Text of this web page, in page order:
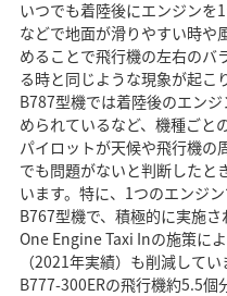
いつでも着陸後にエンジンを
などで地面が滑りやすい時や
めることで飛行機の左右のバ
る時と同じような現象が起こ
B787型機では着陸後のエン
められているなど、機種ごと
パイロットが天候や飛行機の
でも問題がないと判断したと
います。特に、1つのエンジ
B767型機で、積極的に実施
One Engine Taxi Inの施策に
（2021年実績）も削減して
B777-300ERの飛行機約5.5個